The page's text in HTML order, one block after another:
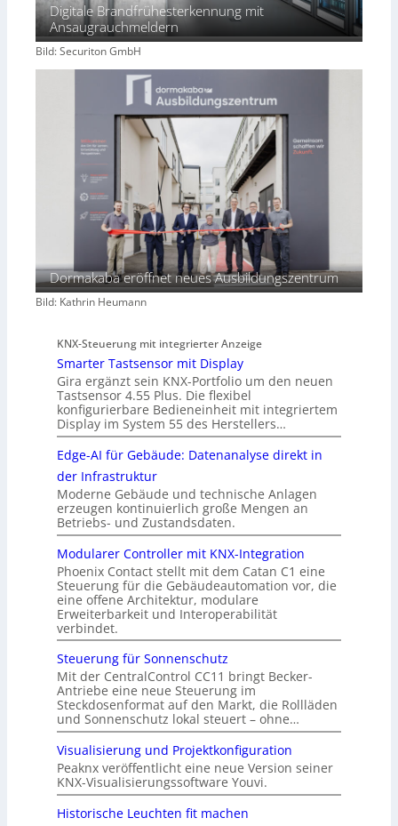
Digitale Brandfrühesterkennung mit
Ansaugrauchmeldern
Bild: Securiton GmbH
Dormakaba eröffnet neues Ausbildungszentrum
Bild: Kathrin Heumann
KNX-Steuerung mit integrierter Anzeige
Smarter Tastsensor mit Display
Gira ergänzt sein KNX-Portfolio um den neuen
Tastsensor 4.55 Plus. Die flexibel
konfigurierbare Bedieneinheit mit integriertem
Display im System 55 des Herstellers…
Edge-AI für Gebäude: Datenanalyse direkt in
der Infrastruktur
Moderne Gebäude und technische Anlagen
erzeugen kontinuierlich große Mengen an
Betriebs- und Zustandsdaten.
Modularer Controller mit KNX-Integration
Phoenix Contact stellt mit dem Catan C1 eine
Steuerung für die Gebäudeautomation vor, die
eine offene Architektur, modulare
Erweiterbarkeit und Interoperabilität
verbindet.
Steuerung für Sonnenschutz
Mit der CentralControl CC11 bringt Becker-
Antriebe eine neue Steuerung im
Steckdosenformat auf den Markt, die Rollläden
und Sonnenschutz lokal steuert – ohne…
Visualisierung und Projektkonfiguration
Peaknx veröffentlicht eine neue Version seiner
KNX-Visualisierungssoftware Youvi.
Historische Leuchten fit machen